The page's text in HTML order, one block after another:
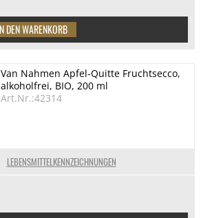
LEBENSMITTELKENNZEICHNUNGEN
Van Nahmen Apfel-Quitte Fruchtsecco,
alkoholfrei, BIO, 200 ml
Art.Nr.:42314